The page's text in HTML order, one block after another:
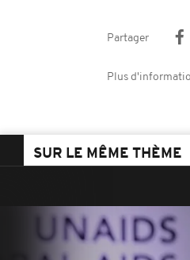
Partager
Plus
SUR LE MÊME THÈME